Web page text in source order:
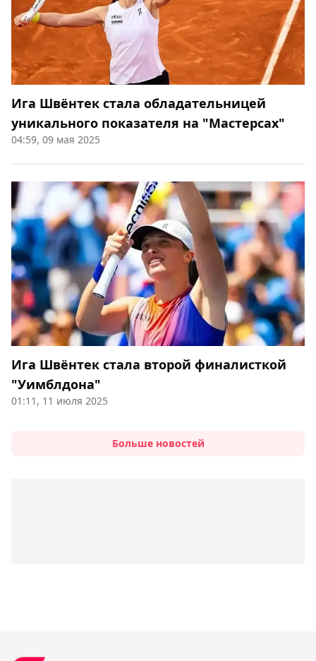
Ига Швёнтек стала обладательницей
уникального показателя на "Мастерсах"
04:59, 09 мая 2025
Ига Швёнтек стала второй финалисткой
"Уимблдона"
01:11, 11 июля 2025
Больше новостей